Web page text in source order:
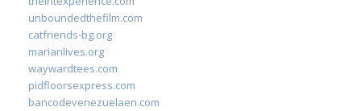
unboundedthefilm.com
catfriends-bg.org
marianlives.org
waywardtees.com
pidfloorsexpress.com
bancodevenezuelaen.com